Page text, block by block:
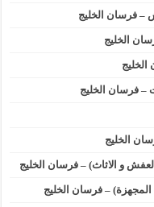
– فرسان الخليج
الخليج
– فرسان الخليج
الخليج
و الاثاث) – فرسان الخليج
– فرسان الخليج